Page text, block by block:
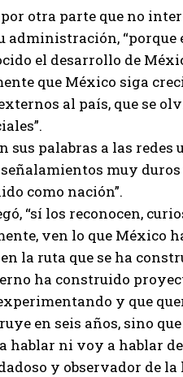
otra parte que no
administración, “porque
el desarrollo de
que México siga
al país, que se
sus palabras a las
muy
como nación”.
“sí los reconocen,
ven lo que México
la ruta que se ha
ha construido
y que
en seis años, sino
hablar ni voy a hablar
y observador de